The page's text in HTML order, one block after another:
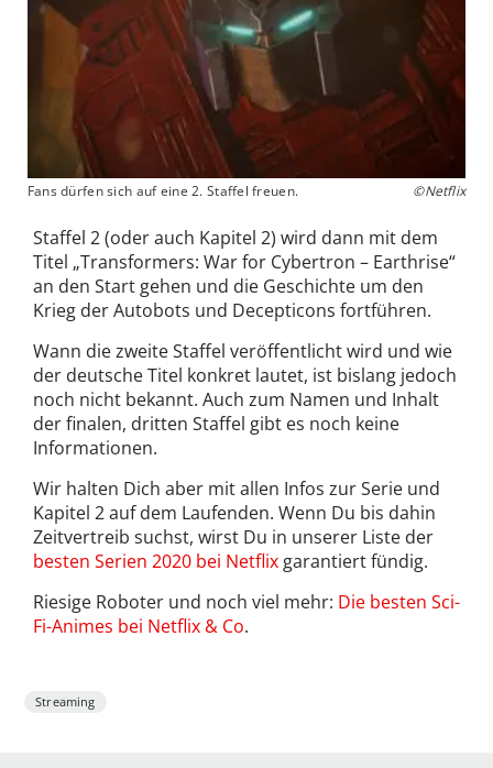
Fans dürfen sich auf eine 2. Staffel freuen. ©Netflix
Staffel 2 (oder auch Kapitel 2) wird dann mit dem
Titel „Transformers: War for Cybertron – Earthrise“
an den Start gehen und die Geschichte um den
Krieg der Autobots und Decepticons fortführen.
Wann die zweite Staffel veröffentlicht wird und wie
der deutsche Titel konkret lautet, ist bislang jedoch
noch nicht bekannt. Auch zum Namen und Inhalt
der finalen, dritten Staffel gibt es noch keine
Informationen.
Wir halten Dich aber mit allen Infos zur Serie und
Kapitel 2 auf dem Laufenden. Wenn Du bis dahin
Zeitvertreib suchst, wirst Du in unserer Liste der
besten Serien 2020 bei Netflix garantiert fündig.
Riesige Roboter und noch viel mehr: Die besten Sci-
Fi-Animes bei Netflix & Co.
Streaming